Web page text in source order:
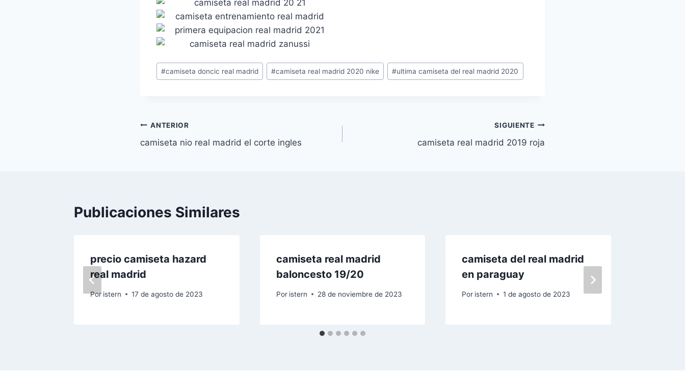
Etiquetas
de
#camiseta doncic real madrid #camiseta real madrid 2020 nike #ultima camiseta del real madrid 2020
Navegación
de
ANTERIOR
camiseta nio real madrid el corte ingles
SIGUIENTE
camiseta real madrid 2019 roja
Publicaciones Similares
precio camiseta hazard
real madrid
Por istern 17 de agosto de 2023
camiseta real madrid
baloncesto 19/20
Por istern 28 de noviembre de 2023
camiseta del real madrid
en paraguay
Por istern 1 de agosto de 2023